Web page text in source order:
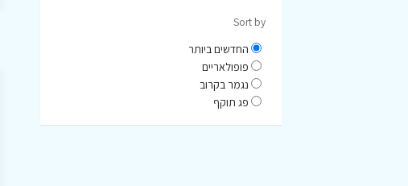
Sort by
החדשים ביותר
פופולאריים
נגמר בקרוב
פג תוקף